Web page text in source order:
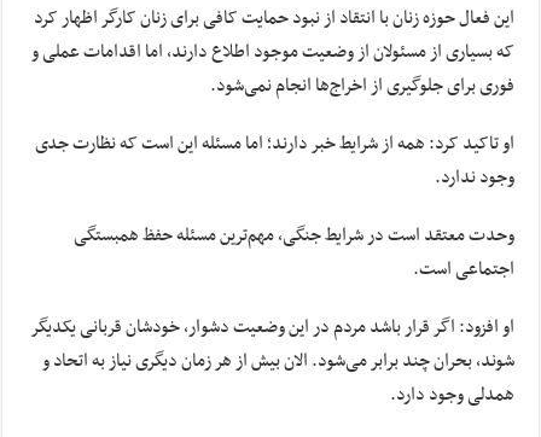
این فعال حوزه زنان با انتقاد از نبود حمایت کافی برای زنان کارگر اظهار کرد
که بسیاری از مسئولان از وضعیت موجود اطلاع دارند، اما اقدامات عملی و
فوری برای جلوگیری از اخراج‌ها انجام نمی‌شود.
او تاکید کرد: همه از شرایط خبر دارند؛ اما مسئله این است که نظارت جدی
وجود ندارد.
وحدت معتقد است در شرایط جنگی، مهم‌ترین مسئله حفظ همبستگی
اجتماعی است.
او افزود: اگر قرار باشد مردم در این وضعیت دشوار، خودشان قربانی یکدیگر
شوند، بحران چند برابر می‌شود. الان بیش از هر زمان دیگری نیاز به اتحاد و
همدلی وجود دارد.